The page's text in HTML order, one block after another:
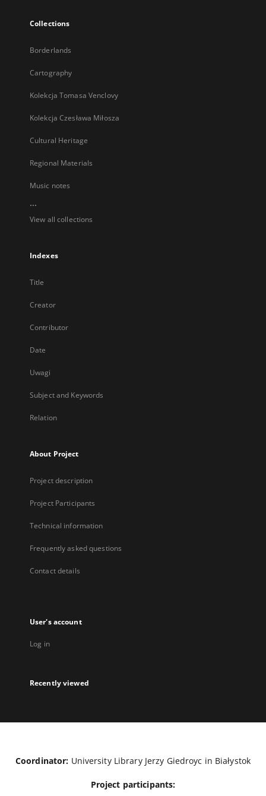
Collections
Borderlands
Cartography
Kolekcja Tomasa Venclovy
Kolekcja Czesława Miłosza
Cultural Heritage
Regional Materials
Music notes
...
View all collections
Indexes
Title
Creator
Contributor
Date
Uwagi
Subject and Keywords
Relation
About Project
Project description
Project Participants
Technical information
Frequently asked questions
Contact details
User's account
Log in
Recently viewed
Coordinator: University Library Jerzy Giedroyc in Białystok
Project participants: